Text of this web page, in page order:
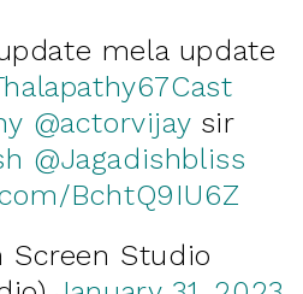
mela update
@actorvijaysir
@Jagadishbliss
BchtQ9IU6Z
Studio